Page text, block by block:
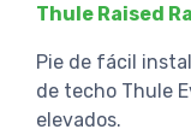
Thule Raised
Pie de fácil
de techo Thule
elevados.